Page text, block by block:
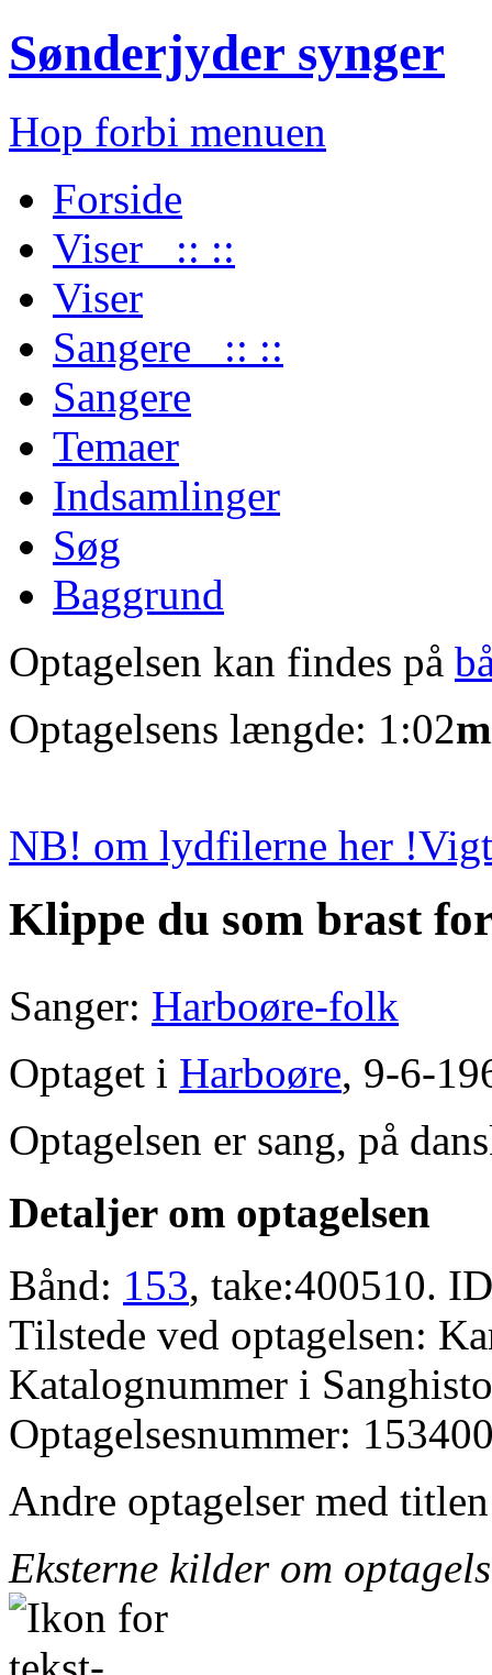
Sønderjyder synger
Hop forbi menuen
Forside
Viser :: ::
Viser
Sangere :: ::
Sangere
Temaer
Indsamlinger
Søg
Baggrund
Optagelsen kan findes på
Optagelsens længde: 1:02
NB! om lydfilerne her !
Klippe du som brast
Sanger: Harboøre-folk
Optaget i Harboøre, 9-6-
Optagelsen er sang, på
Detaljer om optagelsen
Bånd: 153, take:400510.
Tilstede ved optagelsen:
Katalognummer i
Optagelsesnummer:
Andre optagelser med
Eksterne kilder om